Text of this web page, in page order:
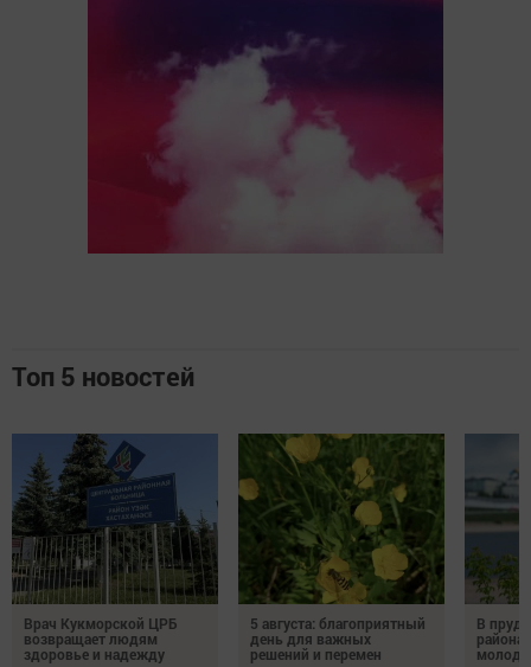
Топ 5 новостей
Врач Кукморской ЦРБ
возвращает людям
здоровье и надежду
5 августа: благоприятный
день для важных
решений и перемен
В
района